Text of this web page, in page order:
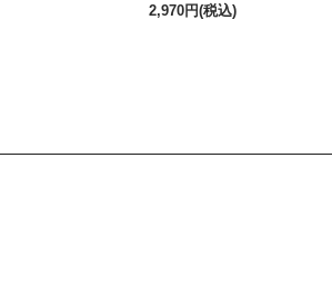
2,970円(税込)